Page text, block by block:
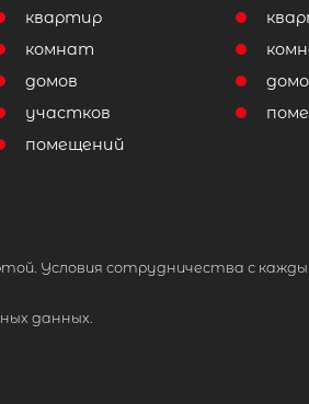
квартир
комнат
домов
участков
помещений
Условия сотрудничества с
данных.